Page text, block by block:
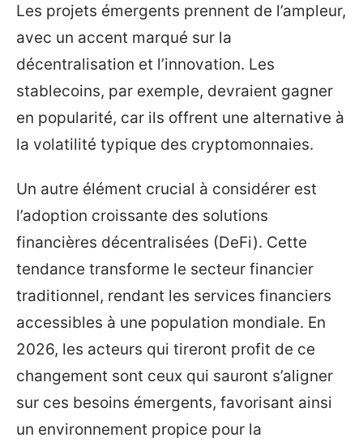
Les projets émergents prennent de l’ampleur,
avec un accent marqué sur la
décentralisation et l’innovation. Les
stablecoins, par exemple, devraient gagner
en popularité, car ils offrent une alternative à
la volatilité typique des cryptomonnaies.
Un autre élément crucial à considérer est
l’adoption croissante des solutions
financières décentralisées (DeFi). Cette
tendance transforme le secteur financier
traditionnel, rendant les services financiers
accessibles à une population mondiale. En
2026, les acteurs qui tireront profit de ce
changement sont ceux qui sauront s’aligner
sur ces besoins émergents, favorisant ainsi
un environnement propice pour la